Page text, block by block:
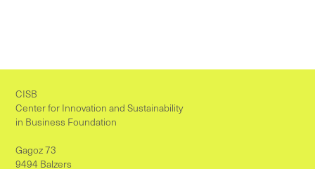
CISB
Center for Innovation and Sustainability
in Business Foundation
Gagoz 73
9494 Balzers